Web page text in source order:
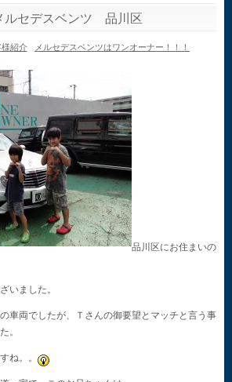
ルセデスベンツ 品川区
様紹介 メルセデスベンツはワンオーナー！！！
品川区にお住まいの
いました。
車両でしたが、Ｔさんの御要望とマッチと言う事
。
ね。。